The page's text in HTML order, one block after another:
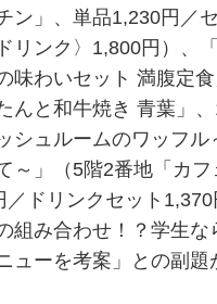
ン」、単品1,230円／
リンク〉1,800円）、
味わいセット 満腹定
んと和牛焼き 青葉」
シュルームのワッフル
～」（5階2番地「カフ
／ドリンクセット
組み合わせ！？学生な
ューを考案」との副題